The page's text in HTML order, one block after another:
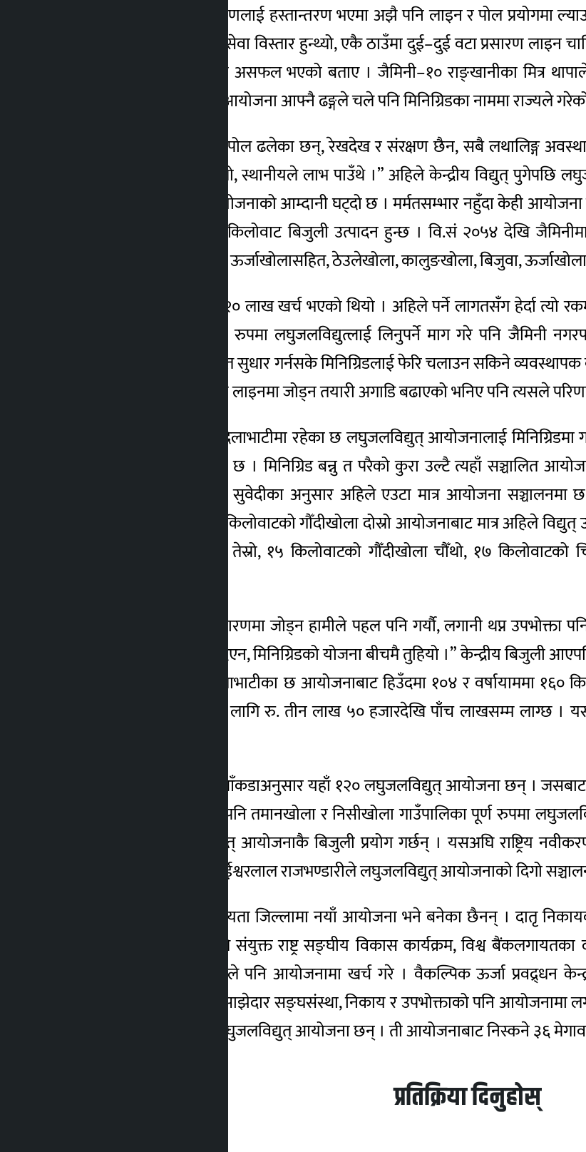
“आधिकारिकरुपमा प्राधिकरणलाई हस्तान्तरण भएमा अझै पनि लाइन र पोल प्रयोगमा
लगानीले अरु ठाउँमा विद्युत् सेवा विस्तार हुन्थ्यो, एकै ठाउँमा दुई–दुई वटा प्रसारण लाइन
सञ्चालनमा ल्याइए पनि पछि असफल भएको बताए । जैमिनी–१० राङ्खानीका मित्र थापाले
टिप्पणी गरे । लघुजलविद्युत् आयोजना आफ्नै ढङ्गले चले पनि मिनिग्रिडका नाममा राज्यले
“कतै तार लत्रिएको छ, कतै पोल ढलेका छन्, रेखदेख र संरक्षण छैन, सबै लथालिङ्ग
सकेको भए लगानी जोगिन्थ्यो, स्थानीयले लाभ पाउँथे ।” अहिले केन्द्रीय विद्युत् पुगेपछि
उपभोक्ता दुईतिर बाँडिदा आयोजनाको आम्दानी घट्दो छ । मर्मतसम्भार नहुँदा केही
ती आयोजनाबाट कूल १२८ किलोवाट बिजुली उत्पादन हुन्छ । वि.सं २०५४ देखि
राङ्खानीमा २६ किलोवाटको ऊर्जाखोलासहित, ठेउलेखोला, कालुङखोला, बिजुवा, ऊर्जाखोला
ऊर्जाखोला निर्माणमा झण्डै २० लाख खर्च भएको थियो । अहिले पर्ने लागतसँग हेर्दा
सरकारले आफ्नो सम्पत्तिका रुपमा लघुजलविद्युत्लाई लिनुपर्ने माग गरे पनि जैमिनी
व्यवस्थापन र केही संरचनागत सुधार गर्नसके मिनिग्रिडलाई फेरि चलाउन सकिने
आयोजनालाई राष्ट्रिय प्रसारण लाइनमा जोड्न तयारी अगाडि बढाएको भनिए पनि त्यसले
गलकोट नगरपालिका–१ दुदिलाभाटीमा रहेका छ लघुजलविद्युत् आयोजनालाई मिनिग्रिडमा
सर्वे पनि त्यसै अलपत्र परेको छ । मिनिग्रिड बन्नु त परैको कुरा उल्टै त्यहाँ सञ्चालित
आयोजनाका सचिव मोहदत्त सुवेदीका अनुसार अहिले एउटा मात्र आयोजना सञ्चालनमा छ
विकल्पका रुपमा मात्र । १८ किलोवाटको गौँदीखोला दोस्रो आयोजनाबाट मात्र अहिले
२१ किलोवाटको गौँदीखोला तेस्रो, १५ किलोवाटको गौँदीखोला चौँथो, १७
“मिनिग्रिडमार्फत केन्द्रीय प्रसारणमा जोड्न हामीले पहल पनि गर्यौ, लगानी थप्न
प्रवद्र्धन केन्द्रले पनि चासो दिएन, मिनिग्रिडको योजना बीचमै तुहियो ।” केन्द्रीय बिजुली
। पूर्ण क्षमतामा चलेमा दुदिलाभाटीका छ आयोजनाबाट हिउँदमा १०४ र वर्षायाममा १६०
किलोवाट विद्युत् उत्पादनका लागि रु. तीन लाख ५० हजारदेखि पाँच लाखसम्म लाग्छ ।
जिल्ला समन्वय समितिको आँकडाअनुसार यहाँ १२० लघुजलविद्युत् आयोजना छन् । जसबाट
उज्यालो पुगेको छ । अहिले पनि तमानखोला र निसीखोला गाउँपालिका पूर्ण रुपमा
बासिन्दाले पनि लघुजलविद्युत् आयोजनाकै बिजुली प्रयोग गर्छन् । यसअघि राष्ट्रिय
९डिसिआरडिसी०का अध्यक्ष ईश्वरलाल राजभण्डारीले लघुजलविद्युत् आयोजनाको दिगो
उनका अनुसार विगत छ वर्षयता जिल्लामा नयाँ आयोजना भने बनेका छैनन् । दातृ
राजभण्डारीले बताए । पहिले संयुक्त राष्ट्र सङ्घीय विकास कार्यक्रम, विश्व
तत्कालीन जिविस र गाविसले पनि आयोजनामा खर्च गरे । वैकल्पिक ऊर्जा प्रवद्र्धन
गराउँथ्यो । त्यसबाहेक अरु साझेदार सङ्घसंस्था, निकाय र उपभोक्ताको पनि आयोजनामा
तीन हजार २०० भन्दा बढी लघुजलविद्युत् आयोजना छन् । ती आयोजनाबाट निस्कने ३६ मेगावाट
प्रतिक्रिया दिनुहोस्